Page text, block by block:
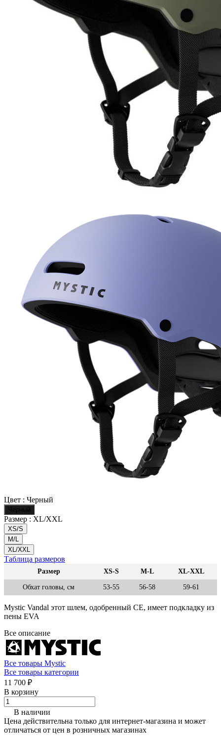
Цвет : Черный
Черный
Размер : XL/XXL
XS/S
M/L
XL/XXL
Таблица размеров
Размер XS-S M-L XL-XXL
Обхат головы, см 53-55 56-58 59-61
Mystic Vandal этот шлем, одобренный CE, имеет подкладку из
пены EVA
Все описание
Все товары Mystic
Все товары категории
11 700 ₽
В корзину
В наличии
Цена действительна только для интернет-магазина и может
отличаться от цен в розничных магазинах